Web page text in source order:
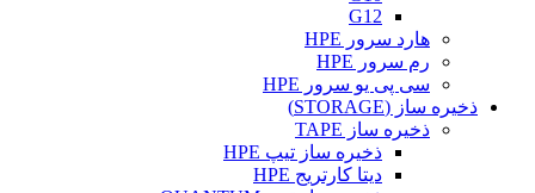
G12
هارد سرور HPE
رم سرور HPE
سی پی یو سرور HPE
ذخیره ساز (STORAGE)
ذخیره ساز TAPE
ذخیره ساز تیپ HPE
دیتا کارتریج HPE